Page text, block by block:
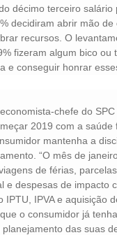
décimo terceiro salário
decidiram abrir mão de
recursos. O
fizeram algum bico ou
e conseguir honrar
chefe do
2019 com a saúde
mantenha a
“O mês de
de férias,
e despesas de impacto
IPTU, IPVA e aquisição
o consumidor já
das suas